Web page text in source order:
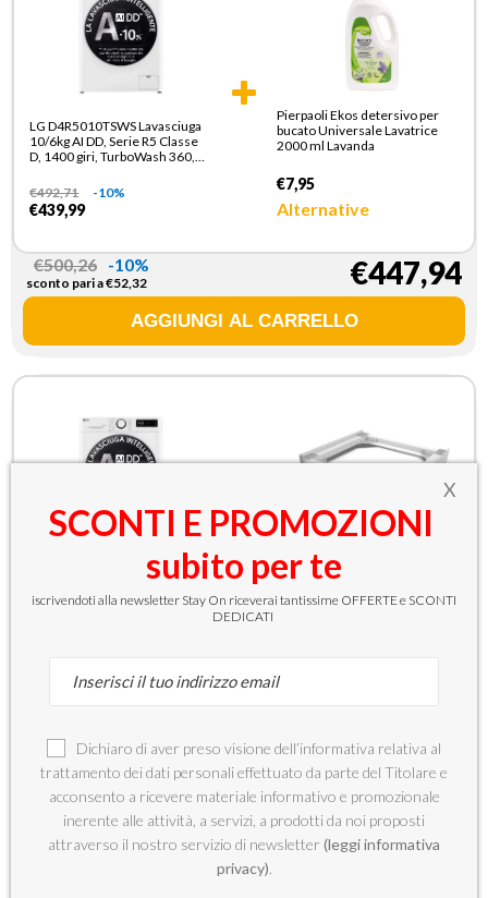
LG D4R5010TSWS Lavasciuga
10/6kg AI DD, Serie R5 Classe
D, 1400 giri, TurboWash 360,
€492,71 -10%
€439,99
Pierpaoli Ekos detersivo per
bucato Universale Lavatrice
2000 ml Lavanda
€7,95
Alternative
€500,26 -10%
sconto pari a€52,32 €447,94
LG D4R5010TSWS Lavasciuga
10/6kg AI DD, Serie R5 Classe
Vapore, Eco Hybrid, Bianca
MELICONI 656146 Base anti
€499,89
X
SCONTI E PROMOZIONI
subito per te
iscrivendoti alla newsletter Stay On riceverai tantissime OFFERTE e SCONTI
DEDICATI
Dichiaro di aver preso visione dell’informativa relativa al
trattamento dei dati personali effettuato da parte del Titolare e
acconsento a ricevere materiale informativo e promozionale
inerente alle attività, a servizi, a prodotti da noi proposti
attraverso il nostro servizio di newsletter (leggi informativa
privacy).